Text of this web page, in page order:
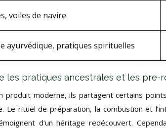
voiles de navire
ayurvédique, pratiques spirituelles
les pratiques ancestrales et les pre-
produit moderne, ils partagent certains
Le rituel de préparation, la combustion et
d’un héritage redécouvert.